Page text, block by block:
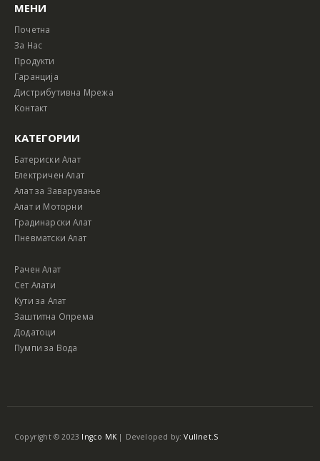
МЕНИ
Почетна
За Нас
Продукти
Гаранција
Дистрибутивна Мрежа
Контакт
КАТЕГОРИИ
Батериски Алат
Електричен Алат
Алат за Заварување
Алат и Моторни
Градинарски Алат
Пневматски Алат
Рачен Алат
Сет Алати
Кути за Алат
Заштитна Опрема
Додатоци
Пумпи за Вода
Copyright © 2023 Ingco MK| Developed by:Vullnet.S